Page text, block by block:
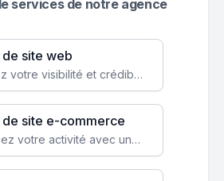
services de notre agence
site web
Augmentez votre visibilité et crédibilité en ligne avec un site web performant, conçu pour attirer plus de clients.
de site e-commerce
Transformez votre activité avec une boutique en ligne, accessible à l'échelle mondiale 24/7.